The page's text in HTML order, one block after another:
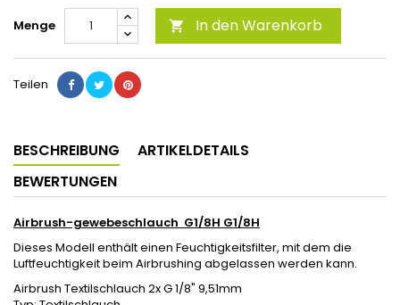
Menge  In den Warenkorb
Teilen
BESCHREIBUNG
ARTIKELDETAILS
BEWERTUNGEN
Airbrush-gewebeschlauch G1/8H G1/8H
Dieses Modell enthält einen Feuchtigkeitsfilter, mit dem die
Luftfeuchtigkeit beim Airbrushing abgelassen werden kann.
Airbrush Textilschlauch 2x G 1/8" 9,51mm